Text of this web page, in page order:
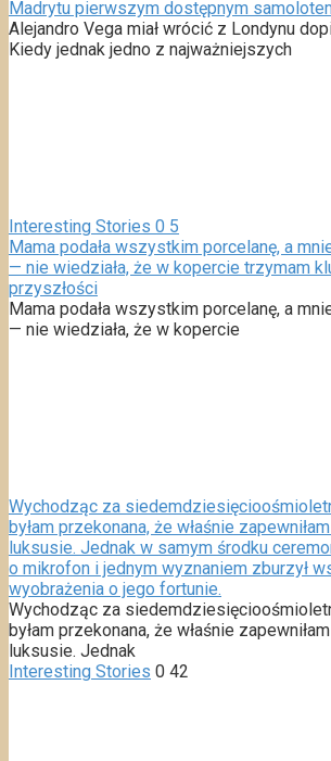
Madrytu pierwszym dostępnym
Alejandro Vega miał wrócić z Londynu
Kiedy jednak jedno z najważniejszych
Interesting Stories 0 5
Mama podała wszystkim porcelanę, a
— nie wiedziała, że w kopercie trzymam
przyszłości
Mama podała wszystkim porcelanę, a
— nie wiedziała, że w kopercie
Wychodząc za
byłam przekonana, że właśnie
luksusie. Jednak w samym środku
o mikrofon i jednym wyznaniem zburzył
wyobrażenia o jego fortunie.
Wychodząc za
byłam przekonana, że właśnie
luksusie. Jednak
Interesting Stories 0 42